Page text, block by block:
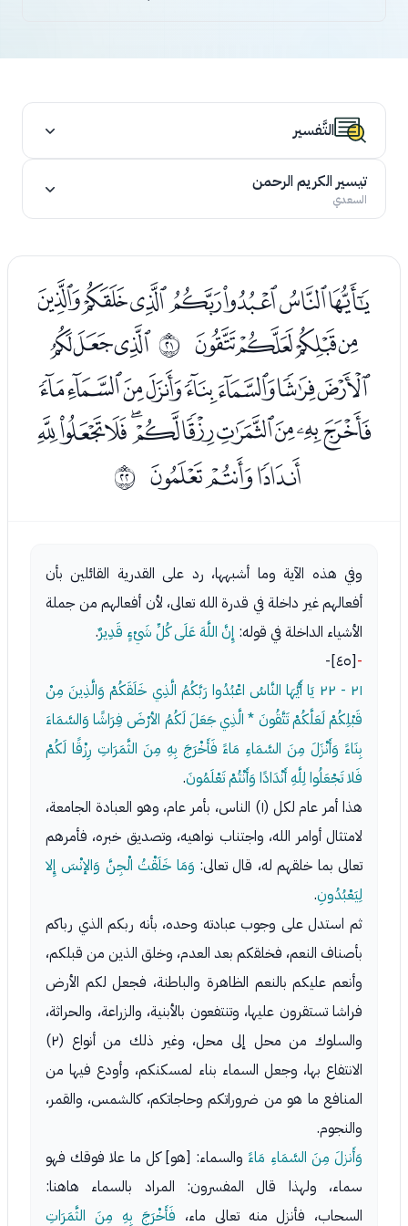
التَّفسير
تيسير الكريم الرحمن
السعدي
ﮜﮝﮞﮟﮠﮡﮢ
ﮣﮤﮥﮦ ﰔﮨﮩﮪ
ﮫﮬﮭﮮﮯﮰﮱﯓ
ﯔﯕﯖﯗﯘﯙﯚﯛﯜﯝ
ﯞﯟﯠ ﰕ
وفي هذه الآية وما أشبهها، رد على القدرية القائلين بأن
أفعالهم غير داخلة في قدرة الله تعالى، لأن أفعالهم من جملة
الأشياء الداخلة في قوله: إِنَّ اللَّهَ عَلَى كُلِّ شَيْءٍ قَدِيرٌ.
-[٤٥]-
٢١ - ٢٢
يَا أَيُّهَا النَّاسُ اعْبُدُوا رَبَّكُمُ الَّذِي خَلَقَكُمْ وَالَّذِينَ مِنْ
قَبْلِكُمْ لَعَلَّكُمْ تَتَّقُونَ * الَّذِي جَعَلَ لَكُمُ الأرْضَ فِرَاشًا وَالسَّمَاءَ
بِنَاءً وَأَنْزَلَ مِنَ السَّمَاءِ مَاءً فَأَخْرَجَ بِهِ مِنَ الثَّمَرَاتِ رِزْقًا لَكُمْ
فَلا تَجْعَلُوا لِلَّهِ أَنْدَادًا وَأَنْتُمْ تَعْلَمُونَ.
هذا أمر عام لكل (١) الناس، بأمر عام، وهو العبادة الجامعة،
لامتثال أوامر الله، واجتناب نواهيه، وتصديق خبره، فأمرهم
تعالى بما خلقهم له، قال تعالى: وَمَا خَلَقْتُ الْجِنَّ وَالإنْسَ إِلا
لِيَعْبُدُونِ.
ثم استدل على وجوب عبادته وحده، بأنه ربكم الذي رباكم
بأصناف النعم، فخلقكم بعد العدم، وخلق الذين من قبلكم،
وأنعم عليكم بالنعم الظاهرة والباطنة، فجعل لكم الأرض
فراشا تستقرون عليها، وتنتفعون بالأبنية، والزراعة، والحراثة،
والسلوك من محل إلى محل، وغير ذلك من أنواع (٢)
الانتفاع بها، وجعل السماء بناء لمسكنكم، وأودع فيها من
المنافع ما هو من ضروراتكم وحاجاتكم، كالشمس، والقمر،
والنجوم.
وَأَنزلَ مِنَ السَّمَاءِ مَاءً والسماء: [هو] كل ما علا فوقك فهو
سماء، ولهذا قال المفسرون: المراد بالسماء هاهنا:
السحاب، فأنزل منه تعالى ماء، فَأَخْرَجَ بِهِ مِنَ الثَّمَرَاتِ